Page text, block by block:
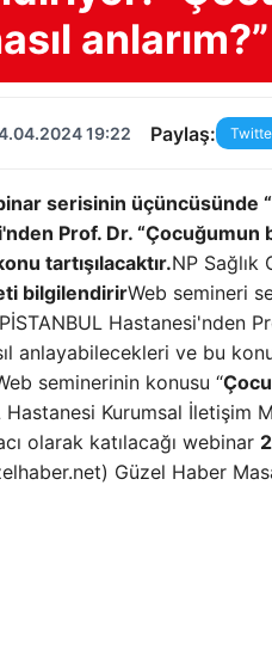
19:22 Paylaş:
serisinin üçüncüsünde
Prof. Dr. “Çocuğumun
tartışılacaktır.NP Sağlık
bilgilendirirWeb semineri
Hastanesi'nden
anlayabilecekleri ve bu
seminerinin konusu “
Kurumsal İletişim
olarak katılacağı webinar
Güzel Haber